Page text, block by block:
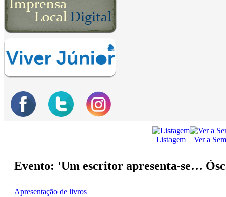
Listagem Ver a
Evento: 'Um escritor apresenta-se…
Apresentação de livros